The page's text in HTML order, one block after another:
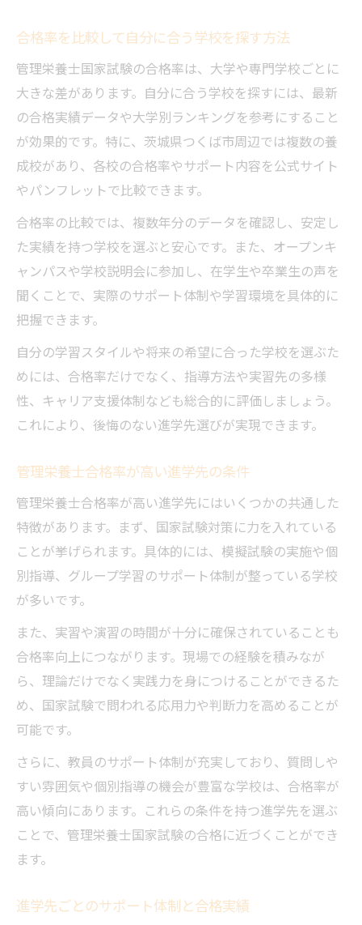
合格率を比較して自分に合う学校を探す方法
管理栄養士国家試験の合格率は、大学や専門学校ごとに
大きな差があります。自分に合う学校を探すには、最新
の合格実績データや大学別ランキングを参考にすること
が効果的です。特に、茨城県つくば市周辺では複数の養
成校があり、各校の合格率やサポート内容を公式サイト
やパンフレットで比較できます。
合格率の比較では、複数年分のデータを確認し、安定し
た実績を持つ学校を選ぶと安心です。また、オープンキ
ャンパスや学校説明会に参加し、在学生や卒業生の声を
聞くことで、実際のサポート体制や学習環境を具体的に
把握できます。
自分の学習スタイルや将来の希望に合った学校を選ぶた
めには、合格率だけでなく、指導方法や実習先の多様
性、キャリア支援体制なども総合的に評価しましょう。
これにより、後悔のない進学先選びが実現できます。
管理栄養士合格率が高い進学先の条件
管理栄養士合格率が高い進学先にはいくつかの共通した
特徴があります。まず、国家試験対策に力を入れている
ことが挙げられます。具体的には、模擬試験の実施や個
別指導、グループ学習のサポート体制が整っている学校
が多いです。
また、実習や演習の時間が十分に確保されていることも
合格率向上につながります。現場での経験を積みなが
ら、理論だけでなく実践力を身につけることができるた
め、国家試験で問われる応用力や判断力を高めることが
可能です。
さらに、教員のサポート体制が充実しており、質問しや
すい雰囲気や個別指導の機会が豊富な学校は、合格率が
高い傾向にあります。これらの条件を持つ進学先を選ぶ
ことで、管理栄養士国家試験の合格に近づくことができ
ます。
進学先ごとのサポート体制と合格実績